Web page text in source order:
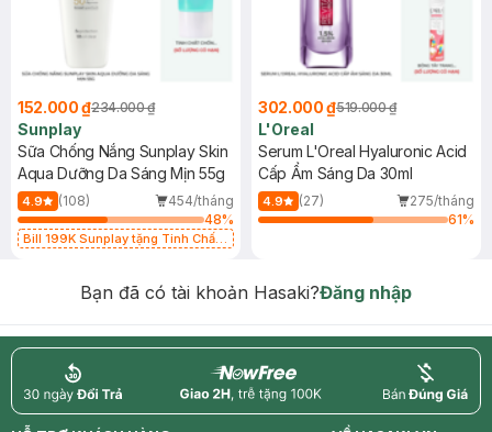
152.000 ₫234.000 ₫
Sunplay
Sữa Chống Nắng Sunplay Skin
Aqua Dưỡng Da Sáng Mịn 55g
4.9 (108)
454/tháng
48%
Bill 199K Sunplay tặng Tinh Chất
302.000 ₫519.000 ₫
L'Oreal
Serum L'Oreal Hyaluronic Acid
Cấp Ẩm Sáng Da 30ml
4.9 (27)
275/tháng
61%
Bạn đã có tài khoản Hasaki?Đăng nhập
return nowfree price